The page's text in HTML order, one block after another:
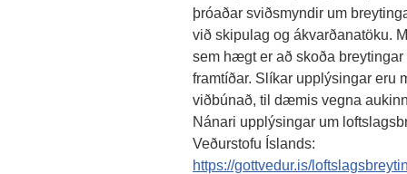
þróaðar sviðsmyndir um
við skipulag og ákvarðanatöku.
sem hægt er að skoða
framtíðar. Slíkar upplýsingar
viðbúnað, til dæmis vegna
Nánari upplýsingar um
Veðurstofu Íslands:
https://gottvedur.is/